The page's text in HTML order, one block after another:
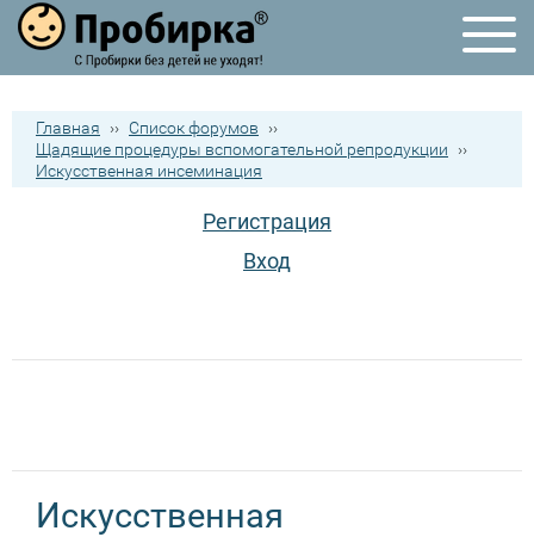
Главная ›› Список форумов
››
Щадящие процедуры вспомогательной репродукции
››
Искусственная инсеминация
Регистрация
Вход
Искусственная